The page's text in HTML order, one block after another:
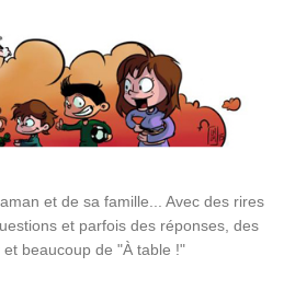
et de sa famille... Avec des rires
et parfois des réponses, des
beaucoup de "À table !"